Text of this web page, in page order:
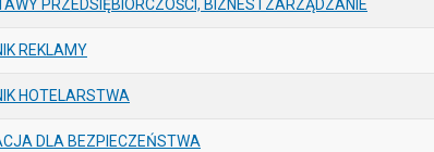
PRZEDSIĘBIORCZOŚCI, BIZNES I ZARZĄDZANIE
REKLAMY
HOTELARSTWA
DLA BEZPIECZEŃSTWA